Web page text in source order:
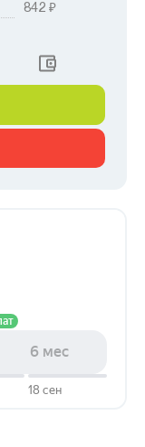
842 ₽